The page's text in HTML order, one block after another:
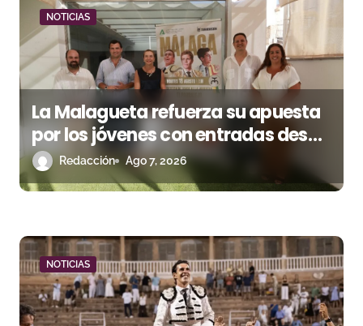
e
e
n
t
r
a
d
a
s
NOTICIAS
La Malagueta refuerza su apuesta
por los jóvenes con entradas desde
un euro
Redacción Ago 7, 2026
NOTICIAS